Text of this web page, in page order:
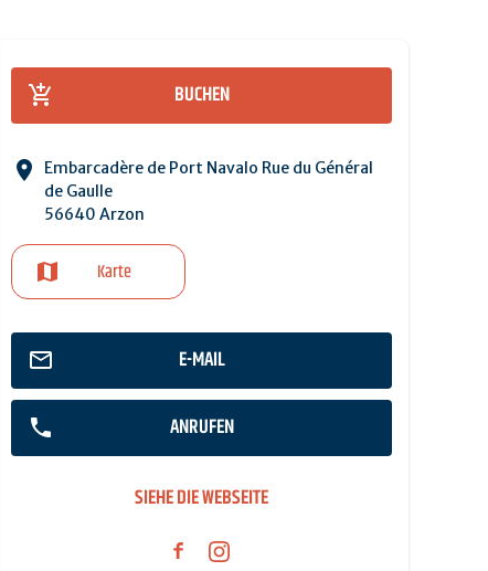
BUCHEN
Embarcadère de Port Navalo Rue du Général
de Gaulle
56640 Arzon
Karte
E-MAIL
ANRUFEN
SIEHE DIE WEBSEITE